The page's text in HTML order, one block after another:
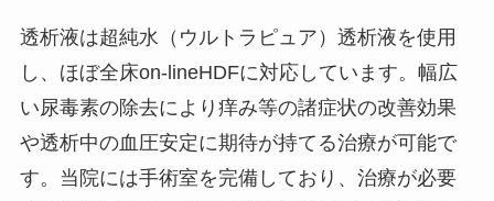
透析液は超純水（ウルトラピュア）透析液を使用
し、ほぼ全床on-lineHDFに対応しています。幅広
い尿毒素の除去により痒み等の諸症状の改善効果
や透析中の血圧安定に期待が持てる治療が可能で
す。当院には手術室を完備しており、治療が必要